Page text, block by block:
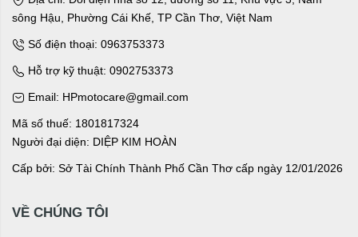
sông Hậu, Phường Cái Khế, TP Cần Thơ, Việt Nam
Số điện thoại: 0963753373
Hỗ trợ kỹ thuật: 0902753373
Email: HPmotocare@gmail.com
Mã số thuế: 1801817324
Người đại diện: DIỆP KIM HOÀN
Cấp bởi: Sở Tài Chính Thành Phố Cần Thơ cấp ngày 12/01/2026
VỀ CHÚNG TÔI